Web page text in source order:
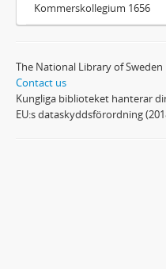
Kommerskollegium 1656
The National Library of Sweden
Contact us
Kungliga biblioteket hanterar
EU:s dataskyddsförordning